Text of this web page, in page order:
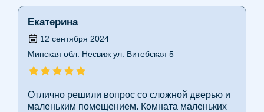
Екатерина
12 сентября 2024
Минская обл. Несвиж ул. Витебская 5
Отлично решили вопрос со сложной дверью и
маленьким помещением. Комната маленьких